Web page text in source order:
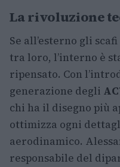
La rivoluzione
Se all’esterno gli
tra loro, l’interno è
ripensato. Con
generazione degli
chi ha il disegno più
ottimizza ogni
aerodinamico.
responsabile del